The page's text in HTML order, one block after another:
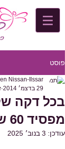
פוסט
בכל דקה
מפסיד 60 שניות של שלווה
Nissan-Ilssar
29 בדצמ׳ 2014
עודכן: 3 בנוב׳ 2025